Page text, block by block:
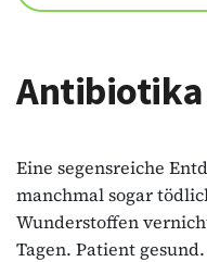
Antibiotika
Eine segensreiche
manchmal sogar
Wunderstoffen
Tagen. Patient